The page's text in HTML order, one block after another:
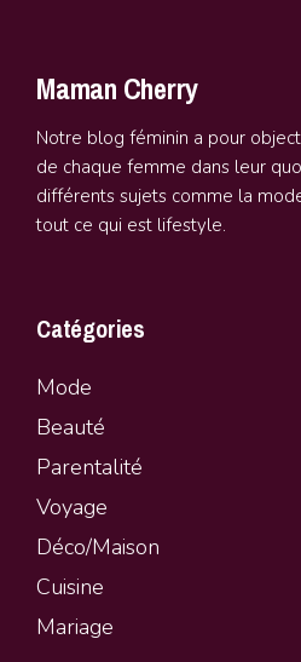
Maman Cherry
Notre blog féminin a pour
de chaque femme dans leur
différents sujets comme la
tout ce qui est lifestyle.
Catégories
Mode
Beauté
Parentalité
Voyage
Déco/Maison
Cuisine
Mariage